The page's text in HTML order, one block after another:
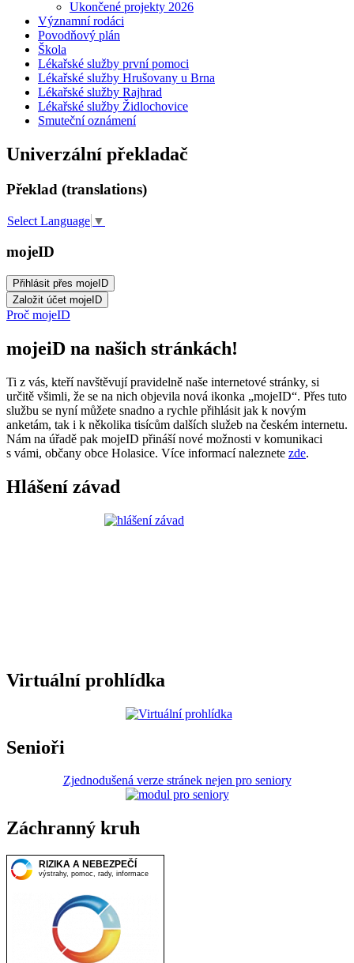
Ukončené projekty 2026
Významní rodáci
Povodňový plán
Škola
Lékařské služby první pomoci
Lékařské služby Hrušovany u Brna
Lékařské služby Rajhrad
Lékařské služby Židlochovice
Smuteční oznámení
Univerzální překladač
Překlad (translations)
Select Language ▼
mojeID
Proč mojeID
mojeiD na našich stránkách!
Ti z vás, kteří navštěvují pravidelně naše internetové stránky, si
určitě všimli, že se na nich objevila nová ikonka „mojeID“. Přes tuto
službu se nyní můžete snadno a rychle přihlásit jak k novým
anketám, tak i k několika tisícům dalších služeb na českém internetu.
Nám na úřadě pak mojeID přináší nové možnosti v komunikaci
s vámi, občany obce Holasice. Více informací naleznete zde.
Hlášení závad
Virtuální prohlídka
Senioři
Zjednodušená verze stránek nejen pro seniory
Záchranný kruh